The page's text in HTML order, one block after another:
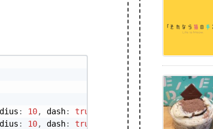
: 10, dash: true
: 10, dash: true